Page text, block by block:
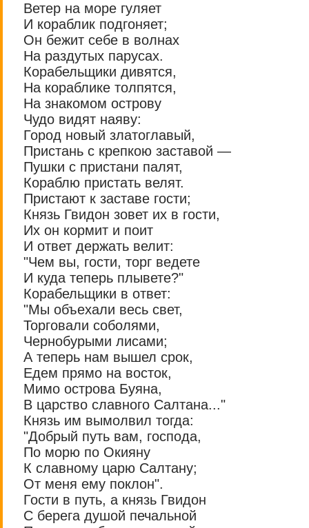
Ветер на море гуляет
И кораблик подгоняет;
Он бежит себе в волнах
На раздутых парусах.
Корабельщики дивятся,
На кораблике толпятся,
На знакомом острову
Чудо видят наяву:
Город новый златоглавый,
Пристань с крепкою заставой —
Пушки с пристани палят,
Кораблю пристать велят.
Пристают к заставе гости;
Князь Гвидон зовет их в гости,
Их он кормит и поит
И ответ держать велит:
"Чем вы, гости, торг ведете
И куда теперь плывете?"
Корабельщики в ответ:
"Мы объехали весь свет,
Торговали соболями,
Чернобурыми лисами;
А теперь нам вышел срок,
Едем прямо на восток,
Мимо острова Буяна,
В царство славного Салтана..."
Князь им вымолвил тогда:
"Добрый путь вам, господа,
По морю по Окияну
К славному царю Салтану;
От меня ему поклон".
Гости в путь, а князь Гвидон
С берега душой печальной